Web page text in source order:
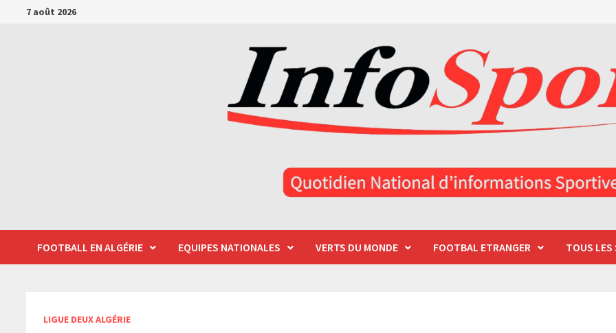
Passer7 août 2026
FOOTBALL EN ALGÉRIE EQUIPES NATIONALES VERTS DU MONDE FOOTBAL ETRANGER TOUS LES
LIGUE DEUX ALGÉRIE